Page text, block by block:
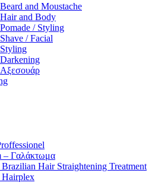
and Moustache
and Body
/ Styling
/ Facial
– Γαλάκτωμα
Hair Straightening Treatment